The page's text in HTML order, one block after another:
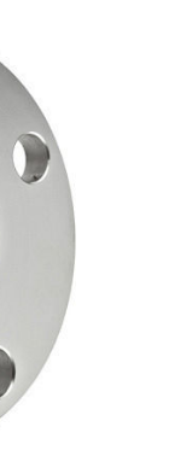
резьбой
резьбой
резьбой
резьбой
ПЭ100+ СДР 11
СДР 17